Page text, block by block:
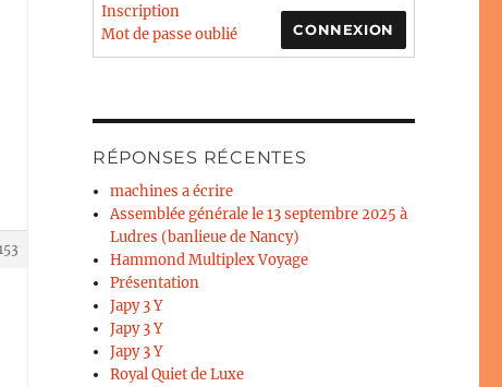
CONNEXION
Inscription
Mot de passe oublié
RÉPONSES RÉCENTES
machines a écrire
Assemblée générale le 13 septembre 2025 à
Ludres (banlieue de Nancy)
Hammond Multiplex Voyage
Présentation
Japy 3 Y
Japy 3 Y
Japy 3 Y
Royal Quiet de Luxe